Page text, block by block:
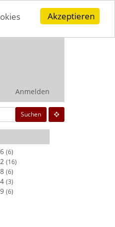
Akzeptieren
Anmelden
Suchen
(6)
(16)
(6)
(3)
(6)